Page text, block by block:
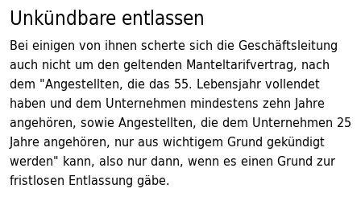
Unkündbare entlassen
Bei einigen von ihnen scherte sich die Geschäftsleitung
auch nicht um den geltenden Manteltarifvertrag, nach
dem "Angestellten, die das 55. Lebensjahr vollendet
haben und dem Unternehmen mindestens zehn Jahre
angehören, sowie Angestellten, die dem Unternehmen 25
Jahre angehören, nur aus wichtigem Grund gekündigt
werden" kann, also nur dann, wenn es einen Grund zur
fristlosen Entlassung gäbe.